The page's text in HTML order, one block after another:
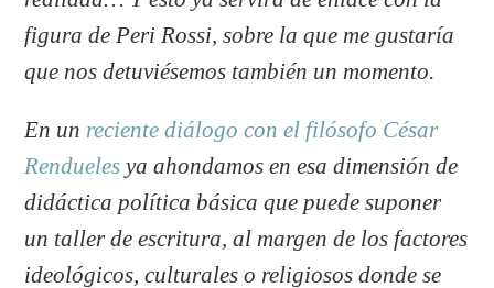
figura de Peri Rossi, sobre la que me gustaría
que nos detuviésemos también un momento.
En un reciente diálogo con el filósofo César
Rendueles ya ahondamos en esa dimensión de
didáctica política básica que puede suponer
un taller de escritura, al margen de los factores
ideológicos, culturales o religiosos donde se